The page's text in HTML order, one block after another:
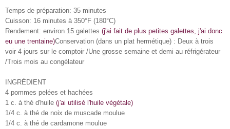
Temps de préparation: 35 minutes
Cuisson: 16 minutes à 350°F (180°C)
Rendement: environ 15 galettes (j'ai fait de plus petites galettes, j'ai donc
eu une trentaine)Conservation (dans un plat hermétique) : Deux à trois
voir 4 jours sur le comptoir /Une grosse semaine et demi au réfrigérateur
/Trois mois au congélateur
INGRÉDIENT
4 pommes pelées et hachées
1 c. à thé d'huile (j'ai utilisé l'huile végétale)
1/4 c. à thé de noix de muscade moulue
1/4 c. à thé de cardamone moulue